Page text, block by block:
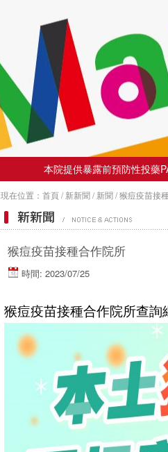
本院提供暴露前預防性投藥
現在位置： 首頁/ 新新聞/ 新聞/猴痘疫苗接
猴痘疫苗接種合作院所
時間: 2023/07/25
猴痘疫苗接種合作院所查詢